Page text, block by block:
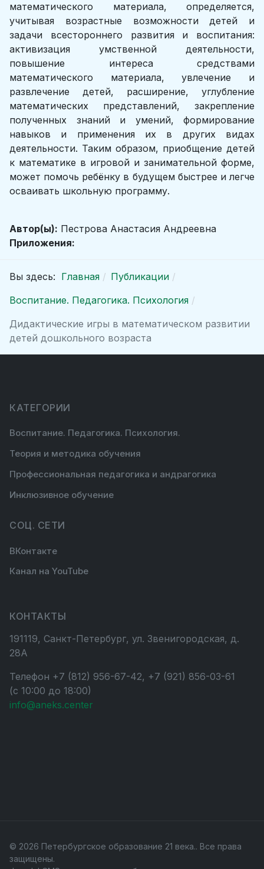
математического материала, определяется,
учитывая возрастные возможности детей и
задачи всестороннего развития и воспитания:
активизация умственной деятельности,
повышение интереса средствами
математического материала, увлечение и
развлечение детей, расширение, углубление
математических представлений, закрепление
полученных знаний и умений, формирование
навыков и применения их в других видах
деятельности. Таким образом, приобщение детей
к математике в игровой и занимательной форме,
может помочь ребёнку в будущем быстрее и легче
осваивать школьную программу.
Автор(ы): Пестрова Анастасия Андреевна
Приложения:
Вы здесь: Главная
Публикации
Воспитание. Педагогика. Психология
Дидактические игры в математическом развитии
детей дошкольного возраста
КАТЕГОРИИ
Воспитание. Педагогика. Психология.
Теория и методика обучения
Профессиональная педагогика и андрагогика
Инклюзивное обучение
СОЦ. СЕТИ
ВКонтакте
Канал на YouTube
КОНТАКТЫ
191119, Санкт-Петербург, ул. Звенигородская, д.
28А
Телефон +7 (812) 956-67-42, +7 (921) 856-03-61
(с 10:00 до 18:00)
info@aneks.center
© 2026 Петербургское образование 21 века.. Все права
защищены.